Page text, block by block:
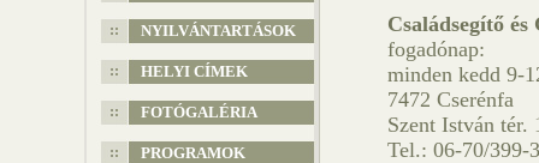
NYILVÁNTARTÁSOK
HELYI CÍMEK
FOTÓGALÉRIA
PROGRAMOK
Családsegítő
fogadónap:
minden kedd 9-
7472 Cserénfa
Szent István tér.
Tel.: 06-70/399-